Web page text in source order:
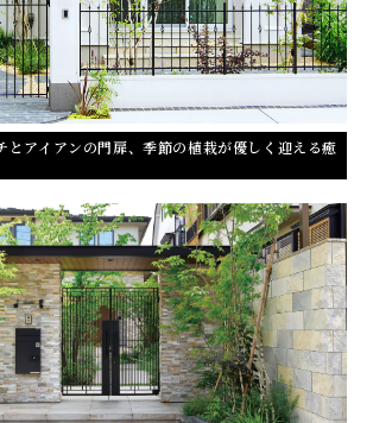
とアイアンの門扉、季節の植栽が優しく迎える癒